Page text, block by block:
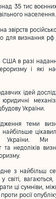
35 тис
населення.
звірств
для визнання
в разі
і які
ідей
України.
теми
України. Ми
та недоліків
з найбільш
у світі,
ці сумніви,
росії